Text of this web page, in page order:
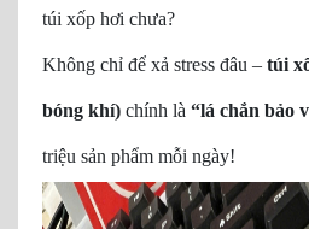
túi xốp hơi chưa?
Không chỉ để xả stress đâu – túi
bóng khí) chính là “lá chắn bảo
triệu sản phẩm mỗi ngày!